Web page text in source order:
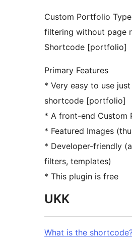
Custom Portfolio
filtering without page
Shortcode [portfolio]
Primary Features
* Very easy to use just copy this
shortcode [portfolio]
* A front-end Custom
* Featured Images
* Developer-friendly (actions,
filters, templates)
* This plugin is free
UKK
What is the